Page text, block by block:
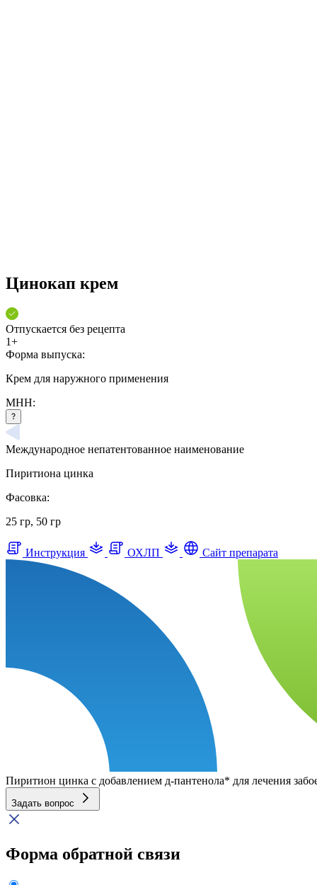
Цинокап крем
Отпускается без рецепта
1+
Форма выпуска:
Крем для наружного применения
МНН:
Международное непатентованное наименование
Пиритиона цинка
Фасовка:
25 гр, 50 гр
Инструкция ОХЛП Сайт препарата
Пиритион цинка с добавлением д-пантенола* для лечения
Задать вопрос
Форма обратной связи